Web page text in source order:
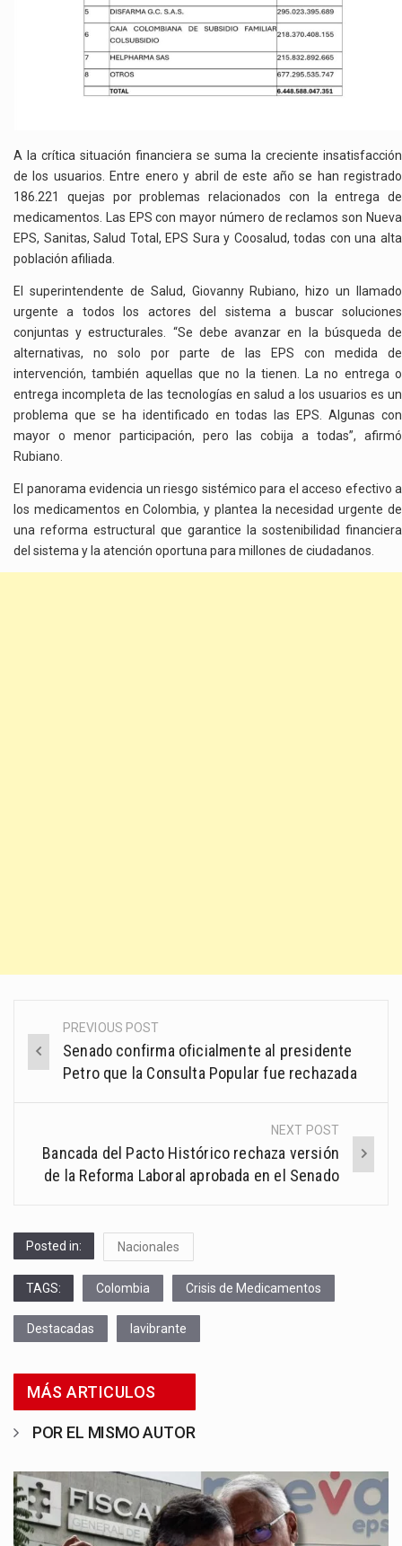
A la crítica situación financiera se suma la creciente insatisfacción
de los usuarios. Entre enero y abril de este año se han registrado
186.221 quejas por problemas relacionados con la entrega de
medicamentos. Las EPS con mayor número de reclamos son Nueva
EPS, Sanitas, Salud Total, EPS Sura y Coosalud, todas con una alta
población afiliada.
El superintendente de Salud, Giovanny Rubiano, hizo un llamado
urgente a todos los actores del sistema a buscar soluciones
conjuntas y estructurales. “Se debe avanzar en la búsqueda de
alternativas, no solo por parte de las EPS con medida de
intervención, también aquellas que no la tienen. La no entrega o
entrega incompleta de las tecnologías en salud a los usuarios es un
problema que se ha identificado en todas las EPS. Algunas con
mayor o menor participación, pero las cobija a todas”, afirmó
Rubiano.
El panorama evidencia un riesgo sistémico para el acceso efectivo a
los medicamentos en Colombia, y plantea la necesidad urgente de
una reforma estructural que garantice la sostenibilidad financiera
del sistema y la atención oportuna para millones de ciudadanos.
Post
navigation
PREVIOUS POST
Senado confirma oficialmente al presidente
Petro que la Consulta Popular fue rechazada
NEXT POST
Bancada del Pacto Histórico rechaza versión
de la Reforma Laboral aprobada en el Senado
Posted in: Nacionales
TAGS: Colombia Crisis de Medicamentos
Destacadas lavibrante
MÁS ARTICULOS
POR EL MISMO AUTOR